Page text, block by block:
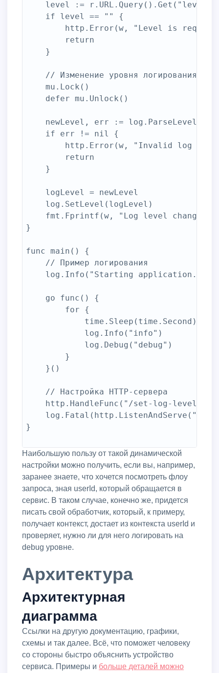
}
func main() {
}
Наибольшую пользу от такой динамической
настройки можно получить, если вы, например,
заранее знаете, что хочется посмотреть флоу
запроса, зная userId, который обращается в
сервис. В таком случае, конечно же, придется
писать свой обработчик, который, к примеру,
получает контекст, достает из контекста userId и
проверяет, нужно ли для него логировать на
debug уровне.
Архитектура
Архитектурная
диаграмма
Ссылки на другую документацию, графики,
схемы и так далее. Всё, что поможет человеку
со стороны быстро объяснить устройство
сервиса. Примеры и больше деталей можно